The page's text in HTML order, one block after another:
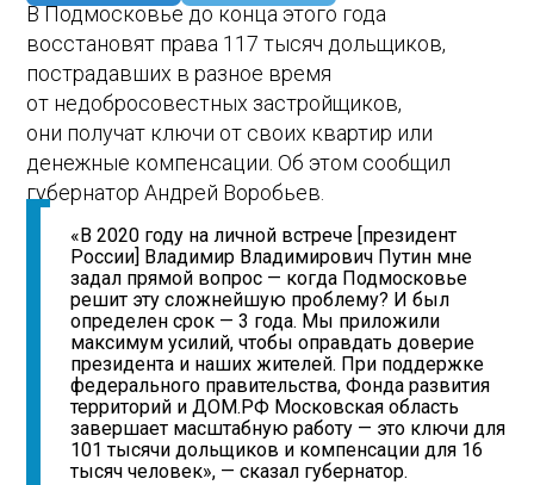
В Подмосковье до конца этого года
восстановят права 117 тысяч дольщиков,
пострадавших в разное время
от недобросовестных застройщиков,
они получат ключи от своих квартир или
денежные компенсации. Об этом сообщил
губернатор Андрей Воробьев.
«В 2020 году на личной встрече [президент
России] Владимир Владимирович Путин мне
задал прямой вопрос — когда Подмосковье
решит эту сложнейшую проблему? И был
определен срок — 3 года. Мы приложили
максимум усилий, чтобы оправдать доверие
президента и наших жителей. При поддержке
федерального правительства, Фонда развития
территорий и ДОМ.РФ Московская область
завершает масштабную работу — это ключи для
101 тысячи дольщиков и компенсации для 16
тысяч человек», — сказал губернатор.